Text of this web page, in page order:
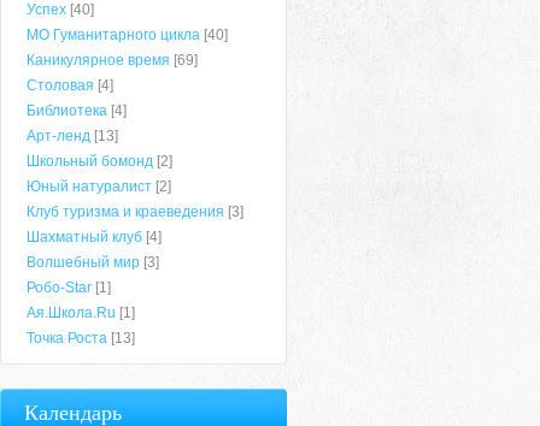
Успех [40]
МО Гуманитарного цикла [40]
Каникулярное время [69]
Столовая [4]
Библиотека [4]
Арт-ленд [13]
Школьный бомонд [2]
Юный натуралист [2]
Клуб туризма и краеведения [3]
Шахматный клуб [4]
Волшебный мир [3]
Робо-Star [1]
Ая.Школа.Ru [1]
Точка Роста [13]
Календарь